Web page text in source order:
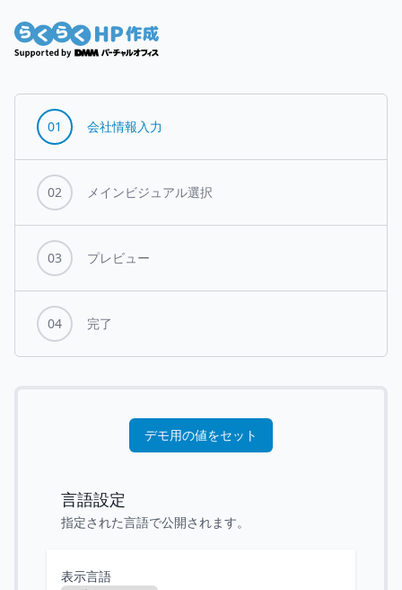
01 会社情報入力
02 メインビジュアル選択
03 プレビュー
04 完了
デモ用の値をセット
言語設定
指定された言語で公開されます。
表示言語